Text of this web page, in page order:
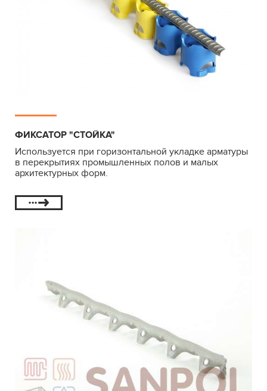
ФИКСАТОР "СТОЙКА"
Используется при горизонтальной укладке арматуры
в перекрытиях промышленных полов и малых
архитектурных форм.